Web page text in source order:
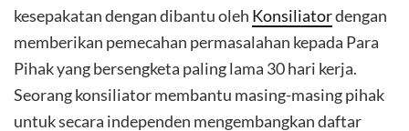
kesepakatan dengan dibantu oleh Konsiliatordengan
memberikan pemecahan permasalahan kepada Para
Pihak yang bersengketa paling lama 30 hari kerja.
Seorang konsiliator membantu masing-masing pihak
untuk secara independen mengembangkan daftar